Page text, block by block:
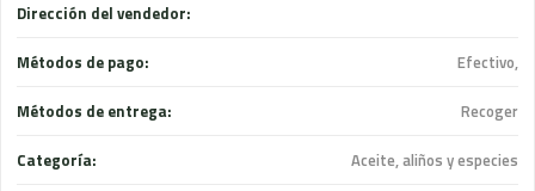
Dirección del vendedor:
Métodos de pago: Efectivo,
Métodos de entrega: Recoger
Categoría: Aceite, aliños y especies